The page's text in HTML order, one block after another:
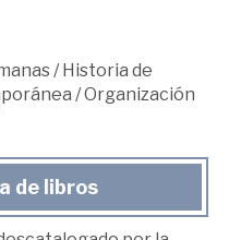
/Historia de
/Organización
de libros